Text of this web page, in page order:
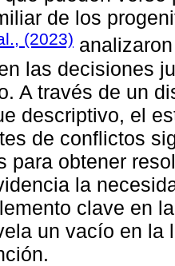
de los
(2023)
las decisiones
A través de un
descriptivo, el
de conflictos
para obtener
la
clave en
un vacío en la